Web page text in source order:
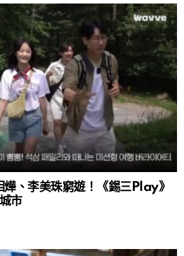
、李美珠窮遊！《錫三Play》
市